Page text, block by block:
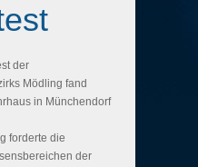
der
Mödling fand
in Münchendorf
forderte die
der